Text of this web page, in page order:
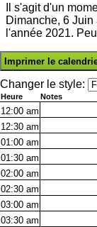
Il s'agit d'un
Dimanche, 6
l'année 2021.
Imprimer le
Changer le style:
Heure Notes
12:00 am
12:30 am
01:00 am
01:30 am
02:00 am
02:30 am
03:00 am
03:30 am